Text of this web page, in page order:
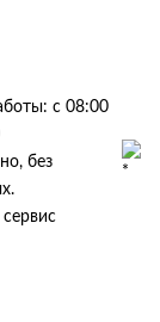
с 08:00
без